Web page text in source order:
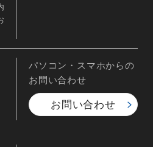
パソコン・スマホからの
お問い合わせ
お問い合わせ